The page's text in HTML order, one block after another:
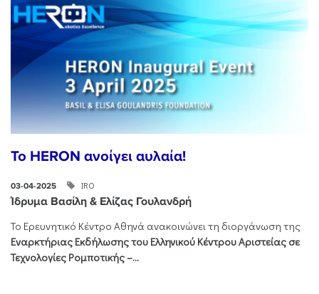
To HERON ανοίγει αυλαία!
03-04-2025 IRO
Ίδρυμα Βασίλη & Ελίζας Γουλανδρή
Το Ερευνητικό Κέντρο Αθηνά ανακοινώνειτη διοργάνωση της
Εναρκτήριας Εκδήλωσης του Ελληνικού Κέντρου Αριστείας σε
Τεχνολογίες Ρομποτικής –...